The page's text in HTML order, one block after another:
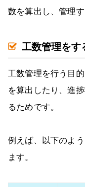
数を算出し、管理
工数管理をす
工数管理を行う目
を算出したり、進
るためです。
例えば、以下のよ
ます。